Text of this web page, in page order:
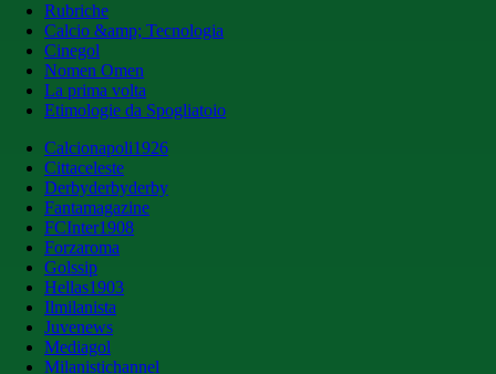
Rubriche
Calcio &amp; Tecnologia
Cinegol
Nomen Omen
La prima volta
Etimologie da Spogliatoio
Calcionapoli1926
Cittaceleste
Derbyderbyderby
Fantamagazine
FCInter1908
Forzaroma
Golssip
Hellas1903
Ilmilanista
Juvenews
Mediagol
Milanistichannel